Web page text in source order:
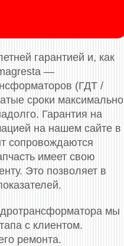
гарантией и, как
—
(ГДТ /
сроки максимально
Гарантия на
на нашем сайте в
сопровождаются
имеет свою
Это позволяет в
мы
с клиентом.
ремонта.